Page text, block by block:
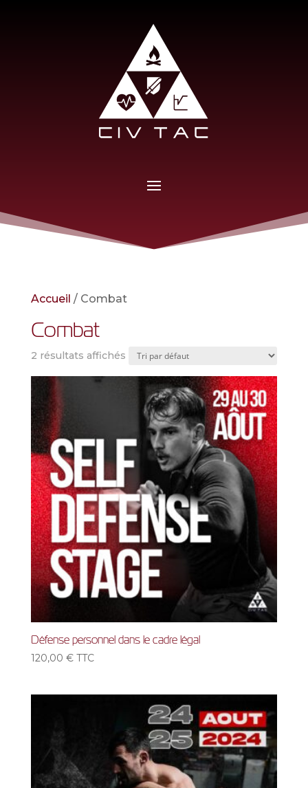
Accueil / Combat
Combat
2 résultats affichés
Défense personnel dans le cadre légal
120,00 € TTC